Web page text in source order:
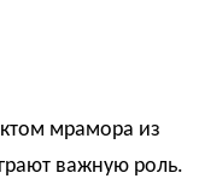
мрамора из
важную роль.